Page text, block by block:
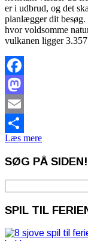
er i udbrud, og det
planlægger dit besøg.
hvor voldsomme
vulkanen ligger
Facebook
Mastodon
Email
Share
Læs mere
SØG PÅ SIDEN!
efter:
SPIL TIL